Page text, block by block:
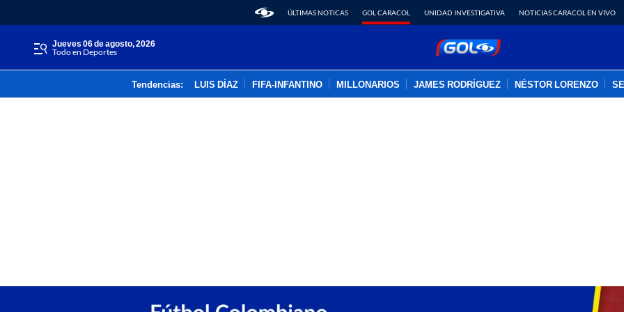
ÚLTIMAS NOTICAS GOL CARACOL UNIDAD INVESTIGATIVA NOTICIAS CARACOL EN VIVO
jueves 06 de agosto, 2026
Todo en Deportes
Tendencias: LUIS DÍAZ FIFA-INFANTINO MILLONARIOS JAMES RODRÍGUEZ NÉSTOR LORENZO